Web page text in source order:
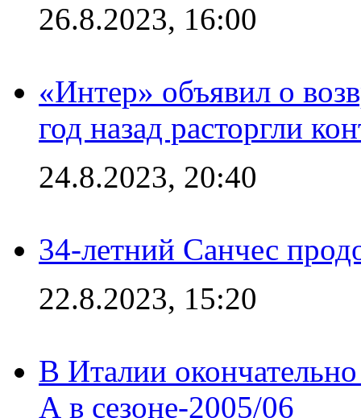
26.8.2023, 16:00
«Интер» объявил о
год назад расторгли
24.8.2023, 20:40
34-летний Санчес
22.8.2023, 15:20
В Италии
А в сезоне-2005/06